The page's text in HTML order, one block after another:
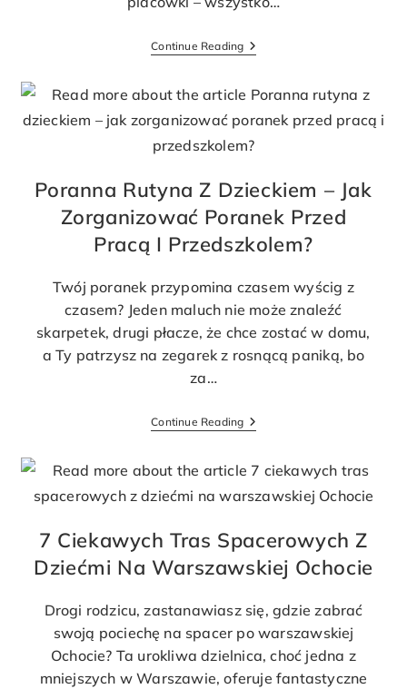
Continue Reading
Poranna Rutyna Z Dzieckiem – Jak
Zorganizować Poranek Przed
Pracą I Przedszkolem?
Twój poranek przypomina czasem wyścig z
czasem? Jeden maluch nie może znaleźć
skarpetek, drugi płacze, że chce zostać w domu,
a Ty patrzysz na zegarek z rosnącą paniką, bo
za…
Continue Reading
7 Ciekawych Tras Spacerowych Z
Dziećmi Na Warszawskiej Ochocie
Drogi rodzicu, zastanawiasz się, gdzie zabrać
swoją pociechę na spacer po warszawskiej
Ochocie? Ta urokliwa dzielnica, choć jedna z
mniejszych w Warszawie, oferuje fantastyczne